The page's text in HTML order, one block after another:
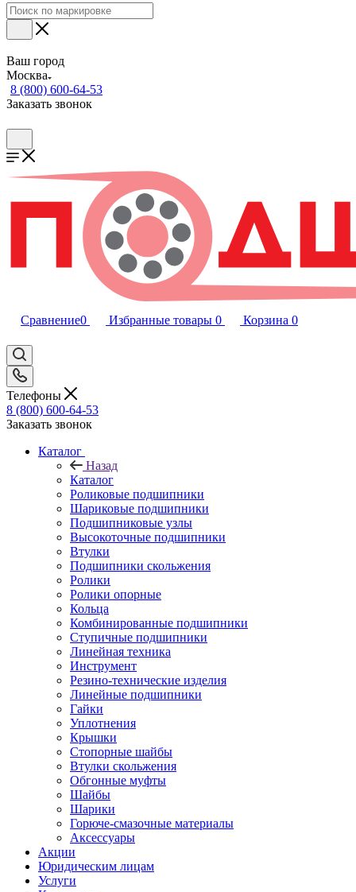
Ваш город
Москва
8 (800) 600-64-53
Заказать звонок
Сравнение0 Избранные товары 0 Корзина 0
Телефоны
8 (800) 600-64-53
Заказать звонок
Каталог
Назад
Каталог
Роликовые подшипники
Шариковые подшипники
Подшипниковые узлы
Высокоточные подшипники
Втулки
Подшипники скольжения
Ролики
Ролики опорные
Кольца
Комбинированные подшипники
Ступичные подшипники
Линейная техника
Инструмент
Резино-технические изделия
Линейные подшипники
Гайки
Уплотнения
Крышки
Стопорные шайбы
Втулки скольжения
Обгонные муфты
Шайбы
Шарики
Горюче-смазочные материалы
Аксессуары
Акции
Юридическим лицам
Услуги